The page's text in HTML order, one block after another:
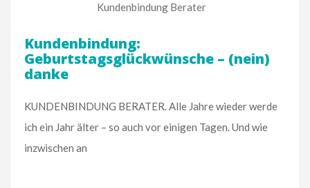
Kundenbindung Berater
Kundenbindung:
Geburtstagsglückwünsche – (nein)
danke
KUNDENBINDUNG BERATER. Alle Jahre wieder werde
ich ein Jahr älter – so auch vor einigen Tagen. Und wie
inzwischen an